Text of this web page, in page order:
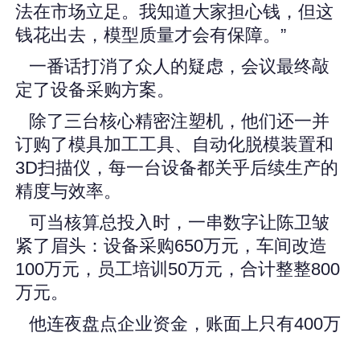
法在市场立足。我知道大家担心钱，但这
钱花出去，模型质量才会有保障。”
一番话打消了众人的疑虑，会议最终敲
定了设备采购方案。
除了三台核心精密注塑机，他们还一并
订购了模具加工工具、自动化脱模装置和
3D扫描仪，每一台设备都关乎后续生产的
精度与效率。
可当核算总投入时，一串数字让陈卫皱
紧了眉头：设备采购650万元，车间改造
100万元，员工培训50万元，合计整整800
万元。
他连夜盘点企业资金，账面上只有400万